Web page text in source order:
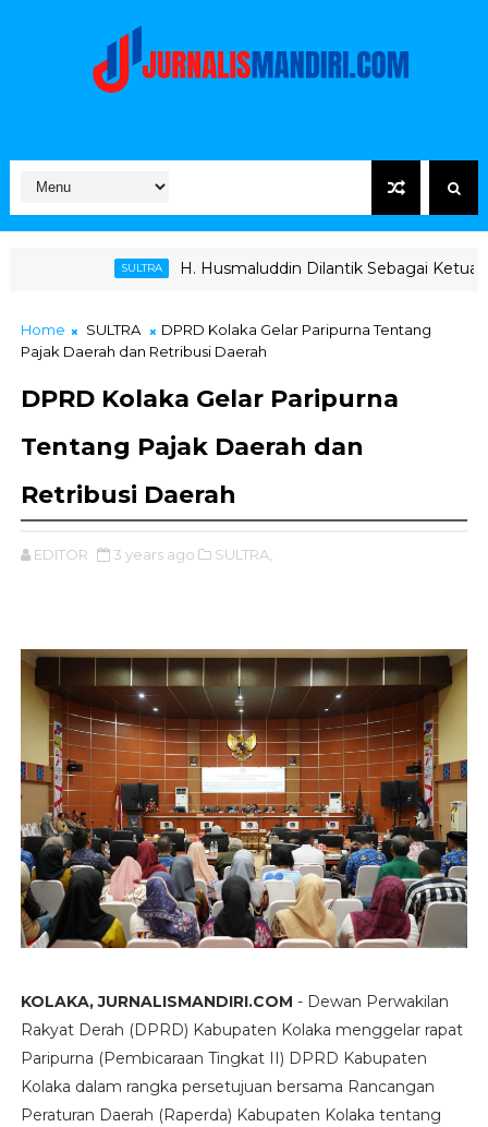
H. Husmaluddin Dilantik Sebagai Ketua KONI, Bupati
Home SULTRA
DPRD Kolaka Gelar Paripurna Tentang
Pajak Daerah dan Retribusi Daerah
DPRD Kolaka Gelar Paripurna
Tentang Pajak Daerah dan
Retribusi Daerah
EDITOR 3 years ago SULTRA,
KOLAKA, JURNALISMANDIRI.COM - Dewan Perwakilan
Rakyat Derah (DPRD) Kabupaten Kolaka menggelar rapat
Paripurna (Pembicaraan Tingkat II) DPRD Kabupaten
Kolaka dalam rangka persetujuan bersama Rancangan
Peraturan Daerah (Raperda) Kabupaten Kolaka tentang